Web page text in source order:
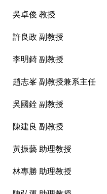
吳卓俊 教授
許良政 副教授
李明錡 副教授
趙志峯 副教授兼系主任
吳國銓 副教授
陳建良 副教授
黃振藝 助理教授
林專勝 助理教授